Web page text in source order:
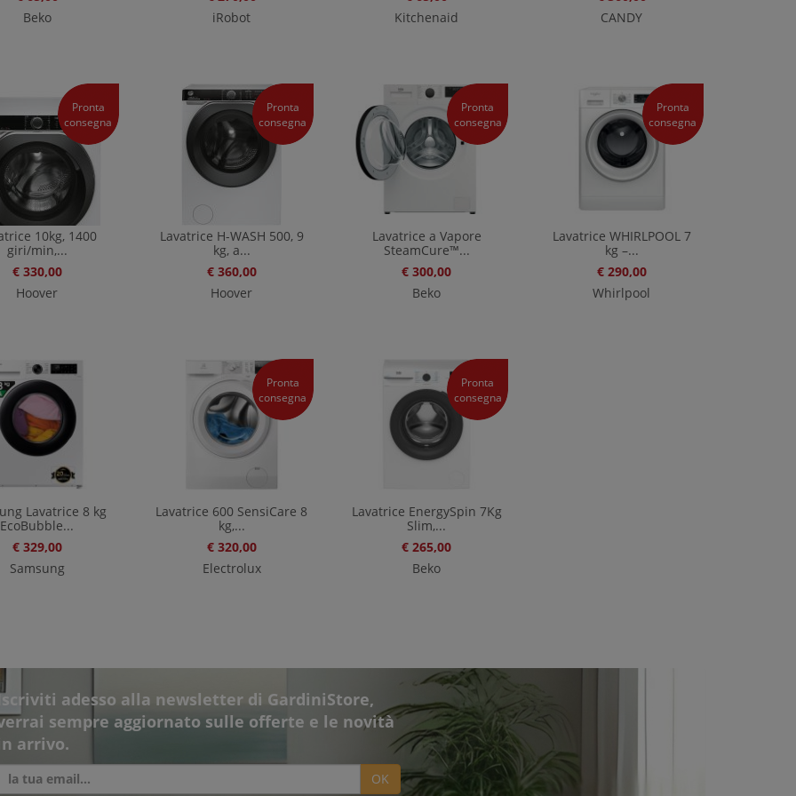
Beko
iRobot
Kitchenaid
CANDY
Pronta
consegna
10kg, 1400
giri/min,...
€ 330,00
Hoover
Pronta
consegna
Lavatrice H-WASH 500, 9
kg, a...
€ 360,00
Hoover
Pronta
consegna
Lavatrice a Vapore
SteamCure™...
€ 300,00
Beko
Pronta
consegna
Lavatrice WHIRLPOOL 7
kg –...
€ 290,00
Whirlpool
Lavatrice 8 kg
EcoBubble...
€ 329,00
Samsung
Pronta
consegna
Lavatrice 600 SensiCare 8
kg,...
€ 320,00
Electrolux
Pronta
consegna
Lavatrice EnergySpin 7Kg
Slim,...
€ 265,00
Beko
adesso alla newsletter di GardiniStore,
sempre aggiornato sulle offerte e le novità
arrivo.
OK